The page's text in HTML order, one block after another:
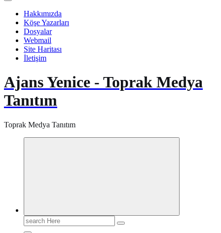
Hakkımızda
Köşe Yazarları
Dosyalar
Webmail
Site Haritası
İletişim
Ajans Yenice - Toprak Medya
Tanıtım
Toprak Medya Tanıtım
Search
for: